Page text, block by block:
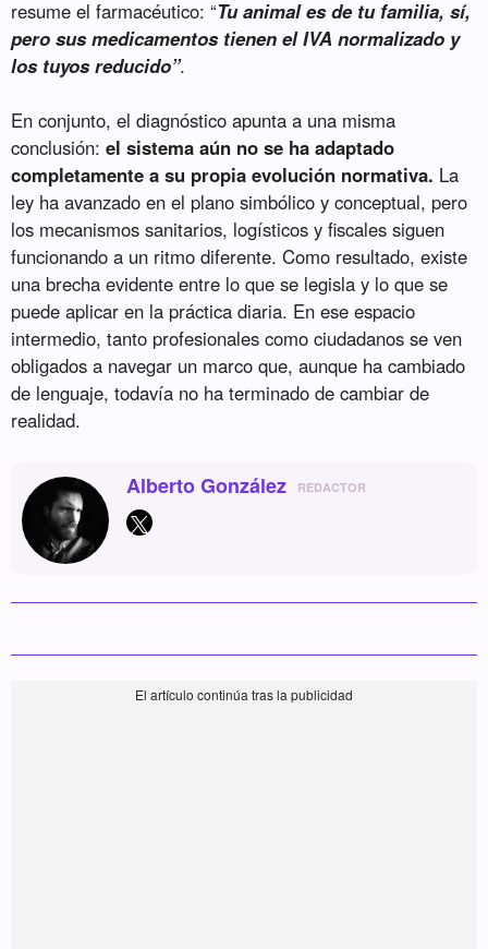
resume el farmacéutico: “Tu animal es de tu familia, sí,
pero sus medicamentos tienen el IVA normalizado y
los tuyos reducido”.
En conjunto, el diagnóstico apunta a una misma
conclusión:el sistema aún no se ha adaptado
completamente a su propia evolución normativa. La
ley ha avanzado en el plano simbólico y conceptual, pero
los mecanismos sanitarios, logísticos y fiscales siguen
funcionando a un ritmo diferente. Como resultado, existe
una brecha evidente entre lo que se legisla y lo que se
puede aplicar en la práctica diaria. En ese espacio
intermedio, tanto profesionales como ciudadanos se ven
obligados a navegar un marco que, aunque ha cambiado
de lenguaje, todavía no ha terminado de cambiar de
realidad.
Alberto González REDACTOR